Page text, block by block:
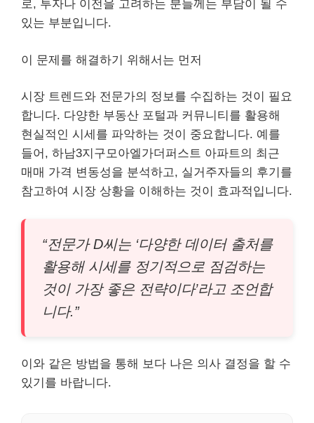
로, 투자나 이전을 고려하는 분들께는 부담이 될 수
있는 부분입니다.
이 문제를 해결하기 위해서는 먼저
시장 트렌드와 전문가의 정보를 수집하는 것이 필요
합니다. 다양한 부동산 포털과 커뮤니티를 활용해
현실적인 시세를 파악하는 것이 중요합니다. 예를
들어, 하남3지구모아엘가더퍼스트 아파트의 최근
매매 가격 변동성을 분석하고, 실거주자들의 후기를
참고하여 시장 상황을 이해하는 것이 효과적입니다.
“전문가 D씨는 ‘다양한 데이터 출처를
활용해 시세를 정기적으로 점검하는
것이 가장 좋은 전략이다’라고 조언합
니다.”
이와 같은 방법을 통해 보다 나은 의사 결정을 할 수
있기를 바랍니다.